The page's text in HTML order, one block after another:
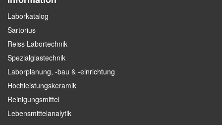
Laborkatalog
Sartorius
Reiss Labortechnik
Spezialglastechnik
Laborplanung, -bau & -einrichtung
Hochleistungskeramik
Reinigungsmittel
Lebensmittelanalytik